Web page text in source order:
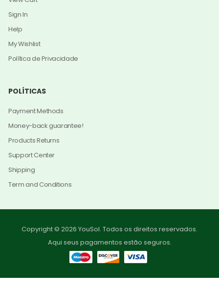
Sign In
Help
My Wishlist
Política de Privacidade
POLÍTICAS
Payment Methods
Money-back guarantee!
Products Returns
Support Center
Shipping
Term and Conditions
Copyright © 2026 YouSol. Todos os direitos reservados.
Aqui seus pagamentos estão seguros.